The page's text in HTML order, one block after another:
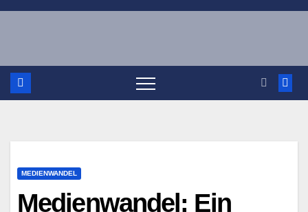
Zum
MEDIENWANDEL
Medienwandel: Ein